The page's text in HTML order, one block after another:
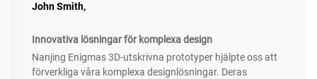
John Smith,
Innovativa lösningar för komplexa design
Nanjing Enigmas 3D-utskrivna prototyper hjälpte oss att
förverkliga våra komplexa designlösningar. Deras